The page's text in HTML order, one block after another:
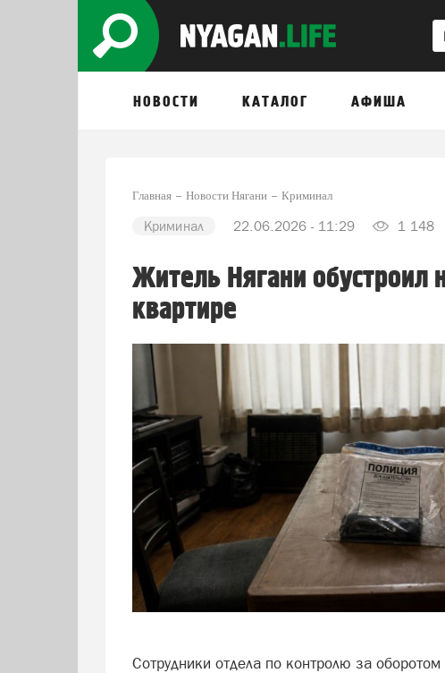
НОВОСТИ КАТАЛОГ АФИША
Главная Новости Нягани Криминал
Криминал 22.06.2026 - 11:29 1 148
Житель Нягани обустроил
квартире
Сотрудники отдела по контролю за